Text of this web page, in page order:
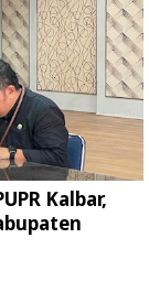
Kalbar,